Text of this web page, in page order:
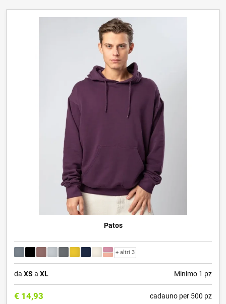
Patos
+ altri 3
da XS a XL Minimo 1 pz
€ 14,93 cadauno per 500 pz